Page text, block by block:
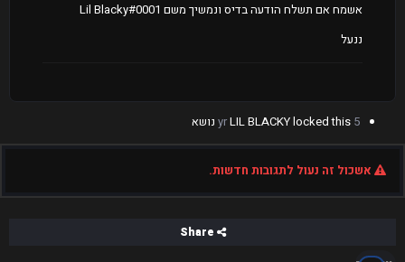
אשמח אם תשלח הודעה בדיס ונמשיך משם Lil Blacky#0001
ננעל
5 yr
LIL BLACKYlocked this נושא
אשכול זה נעול לתגובות חדשות.